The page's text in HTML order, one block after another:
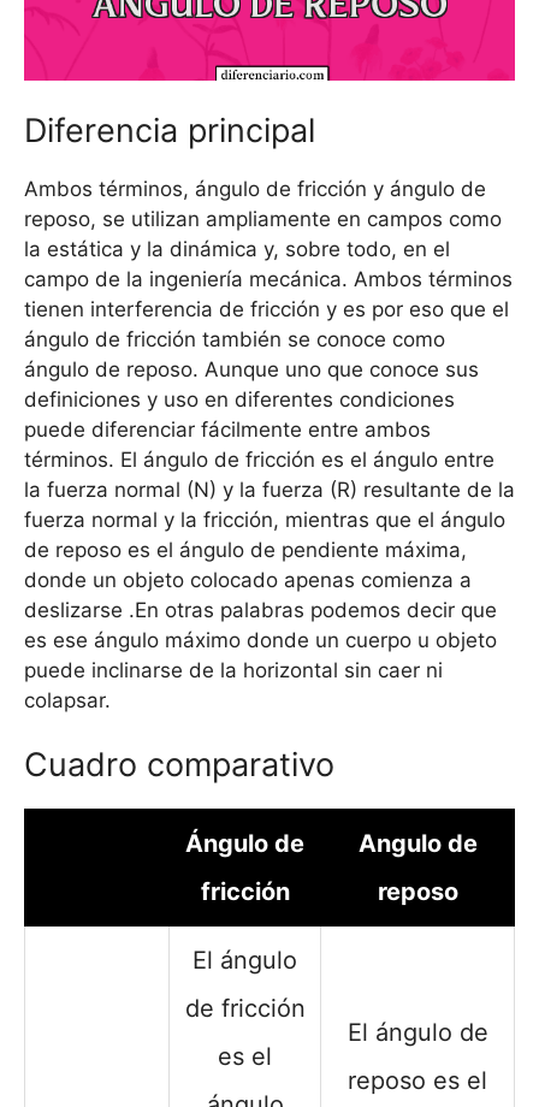
Diferencia principal
Ambos términos, ángulo de fricción y ángulo de
reposo, se utilizan ampliamente en campos como
la estática y la dinámica y, sobre todo, en el
campo de la ingeniería mecánica. Ambos términos
tienen interferencia de fricción y es por eso que el
ángulo de fricción también se conoce como
ángulo de reposo. Aunque uno que conoce sus
definiciones y uso en diferentes condiciones
puede diferenciar fácilmente entre ambos
términos. El ángulo de fricción es el ángulo entre
la fuerza normal (N) y la fuerza (R) resultante de la
fuerza normal y la fricción, mientras que el ángulo
de reposo es el ángulo de pendiente máxima,
donde un objeto colocado apenas comienza a
deslizarse .En otras palabras podemos decir que
es ese ángulo máximo donde un cuerpo u objeto
puede inclinarse de la horizontal sin caer ni
colapsar.
Cuadro comparativo
Ángulo de
fricción
Angulo de
reposo
El ángulo
de fricción
es el
El ángulo de
reposo es el